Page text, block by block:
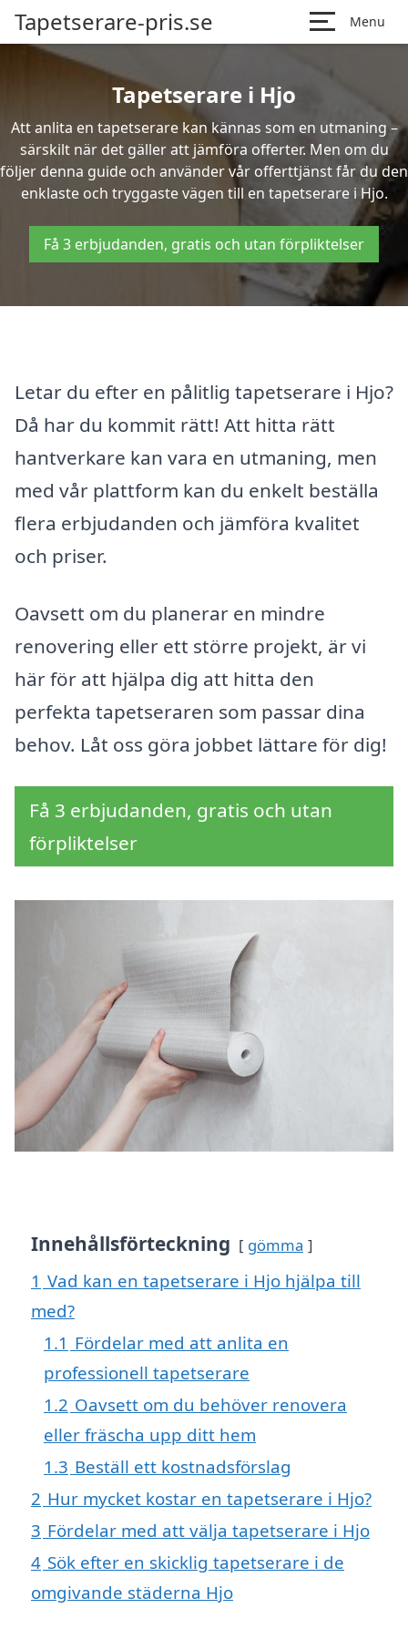
Tapetserare-pris.se Menu
Tapetserare i Hjo
Att anlita en tapetserare kan kännas som en utmaning –
särskilt när det gäller att jämföra offerter. Men om du
följer denna guide och använder vår offerttjänst får du den
enklaste och tryggaste vägen till en tapetserare i Hjo.
Få 3 erbjudanden, gratis och utan förpliktelser
Letar du efter en pålitlig tapetserare i Hjo?
Då har du kommit rätt! Att hitta rätt
hantverkare kan vara en utmaning, men
med vår plattform kan du enkelt beställa
flera erbjudanden och jämföra kvalitet
och priser.
Oavsett om du planerar en mindre
renovering eller ett större projekt, är vi
här för att hjälpa dig att hitta den
perfekta tapetseraren som passar dina
behov. Låt oss göra jobbet lättare för dig!
Få 3 erbjudanden, gratis och utan
förpliktelser
Innehållsförteckning gömma
1 Vad kan en tapetserare i Hjo hjälpa till
med?
1.1 Fördelar med att anlita en
professionell tapetserare
1.2 Oavsett om du behöver renovera
eller fräscha upp ditt hem
1.3 Beställ ett kostnadsförslag
2 Hur mycket kostar en tapetserare i Hjo?
3 Fördelar med att välja tapetserare i Hjo
4 Sök efter en skicklig tapetserare i de
omgivande städerna Hjo